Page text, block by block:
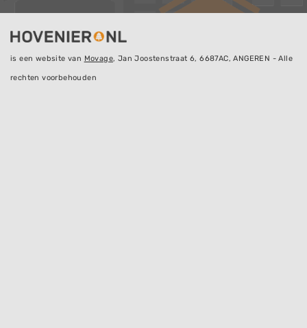
is een website van Movage, Jan Joostenstraat 6, 6687AC, ANGEREN - Alle
rechten voorbehouden